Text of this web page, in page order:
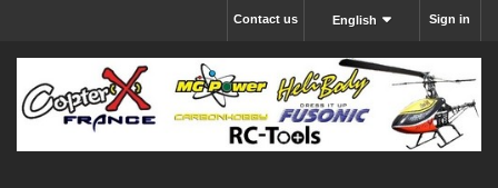
Sign in
English
Contact us